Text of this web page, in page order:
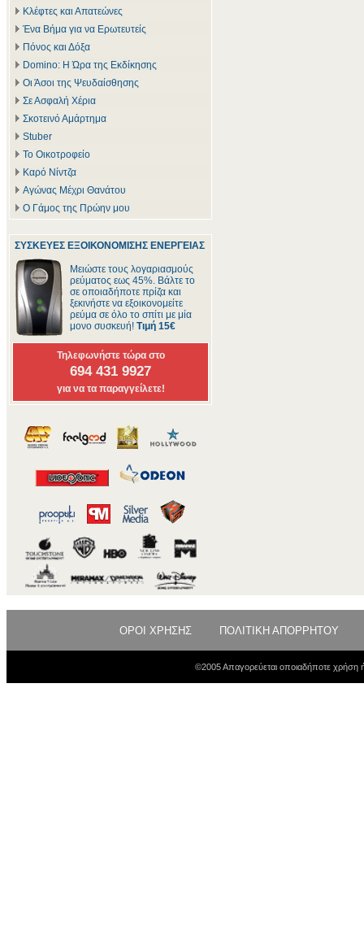
Κλέφτες και Απατεώνες
Ένα Βήμα για να Ερωτευτείς
Πόνος και Δόξα
Domino: Η Ώρα της Εκδίκησης
Οι Άσοι της Ψευδαίσθησης
Σε Ασφαλή Χέρια
Σκοτεινό Αμάρτημα
Stuber
Το Οικοτροφείο
Καρό Νίντζα
Αγώνας Μέχρι Θανάτου
Ο Γάμος της Πρώην μου
ΣΥΣΚΕΥΕΣ ΕΞΟΙΚΟΝΟΜΙΣΗΣ ΕΝΕΡΓΕΙΑΣ
Μειώστε τους λογαριασμούς
ρεύματος εως 45%. Βάλτε το
σε οποιαδήποτε πρίζα και
ξεκινήστε να εξοικονομείτε
ρεύμα σε όλο το σπίτι με μία
μονο συσκευή! Τιμή 15€
Τηλεφωνήστε τώρα στο
694 431 9927
για να τα παραγγείλετε!
ΟΡΟΙ ΧΡΗΣΗΣ ΠΟΛΙΤΙΚΗ ΑΠΟΡΡΗΤΟΥ
©2005 Απαγορεύεται οποιαδήποτε χρήση